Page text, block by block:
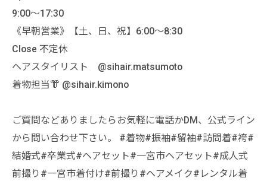
9:00〜17:30
《早朝営業》【土、日、祝】6:00〜8:30
Close 不定休
ヘアスタイリスト @sihair.matsumoto
着物担当👘 @sihair.kimono
ご質問などありましたらお気軽に電話かDM、公式ライン
から問い合わせ下さい。 #着物#振袖#留袖#訪問着#袴#
結婚式#卒業式#ヘアセット#一宮市ヘアセット#成人式
前撮り#一宮市着付け#前撮り#ヘアメイク#レンタル着